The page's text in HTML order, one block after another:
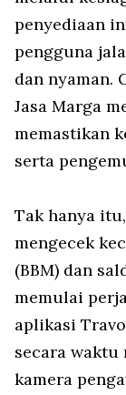
penyediaan
pengguna
dan nyaman.
Jasa Marga
memastikan
serta
Tak hanya
mengecek
(BBM) dan
memulai
aplikasi
secara waktu
kamera